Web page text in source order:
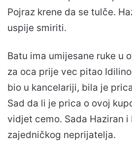
Pojraz krene da se tulče.
uspije smiriti.
Batu ima umijesane ruke u
za oca prije vec pitao
bio u kancelariji, bila je
Sad da li je prica o ovoj
vidjet cemo. Sada Haziran i
zajedničkog neprijatelja.